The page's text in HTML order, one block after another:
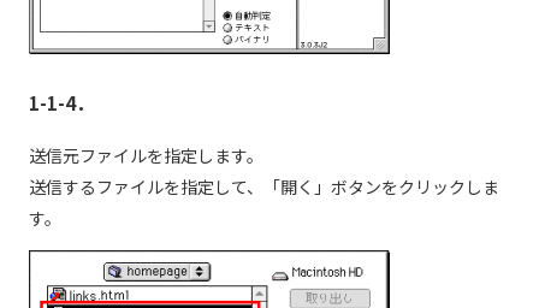
1-1-4．
送信元ファイルを指定します。
送信するファイルを指定して、「開く」ボタンをクリックしま
す。